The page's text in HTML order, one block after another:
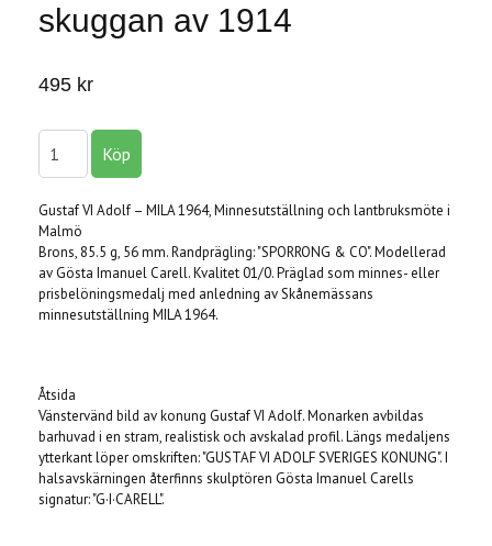
skuggan av 1914
495 kr
Gustaf VI Adolf – MILA 1964, Minnesutställning och lantbruksmöte i
Malmö
Brons, 85.5 g, 56 mm. Randprägling: "SPORRONG & CO". Modellerad
av Gösta Imanuel Carell. Kvalitet 01/0. Präglad som minnes- eller
prisbelöningsmedalj med anledning av Skånemässans
minnesutställning MILA 1964.
Åtsida
Vänstervänd bild av konung Gustaf VI Adolf. Monarken avbildas
barhuvad i en stram, realistisk och avskalad profil. Längs medaljens
ytterkant löper omskriften: "GUSTAF VI ADOLF SVERIGES KONUNG". I
halsavskärningen återfinns skulptören Gösta Imanuel Carells
signatur: "G·I·CARELL".